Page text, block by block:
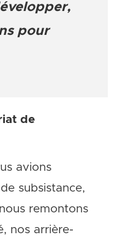
pour
de
avions
subsistance,
remontons
nos arrière-